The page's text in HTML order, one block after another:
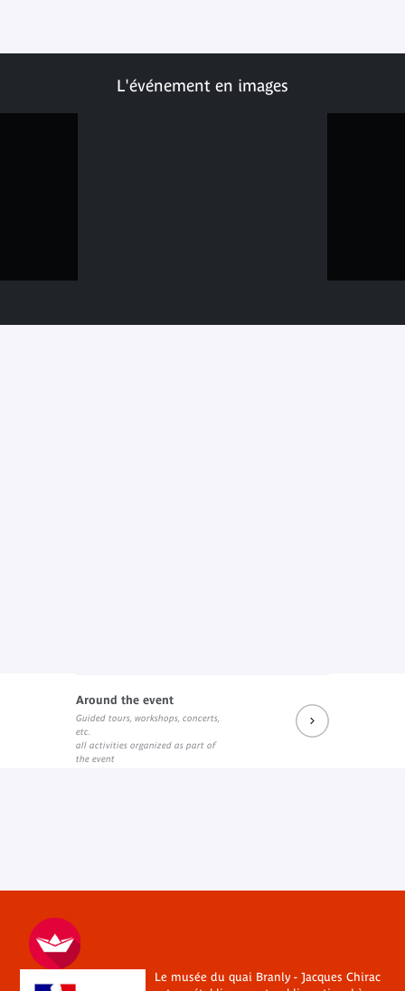
L'événement en images
Around the event
Guided tours, workshops, concerts,
etc.
all activities organized as part of
the event
Le musée du quai Branly - Jacques Chirac